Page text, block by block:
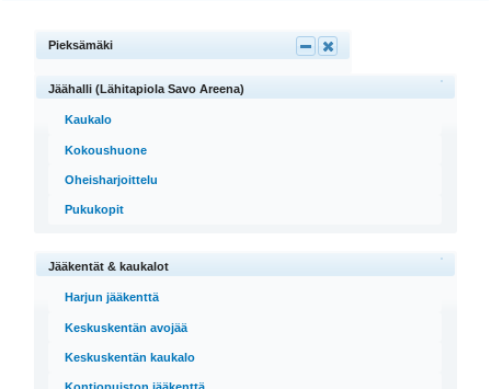
Pieksämäki
Jäähalli (Lähitapiola Savo Areena)
Kaukalo
Kokoushuone
Oheisharjoittelu
Pukukopit
Jääkentät & kaukalot
Harjun jääkenttä
Keskuskentän avojää
Keskuskentän kaukalo